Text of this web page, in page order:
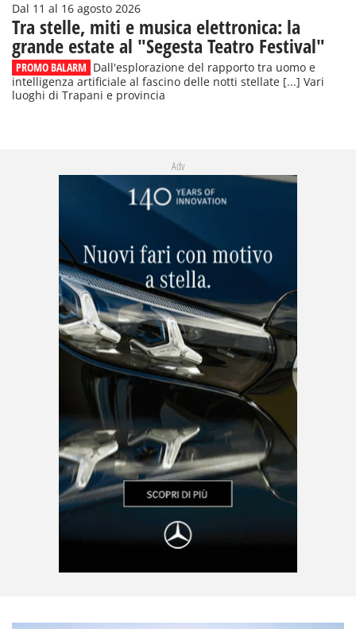
Dal 11 al 16 agosto 2026
Tra stelle, miti e musica elettronica: la
grande estate al "Segesta Teatro Festival"
PROMO BALARM Dall'esplorazione del rapporto tra uomo e
intelligenza artificiale al fascino delle notti stellate [...] Vari
luoghi di Trapani e provincia
Adv